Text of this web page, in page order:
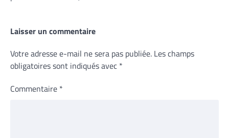
Laisser un commentaire
Votre adresse e-mail ne sera pas publiée. Les champs
obligatoires sont indiqués avec *
Commentaire *